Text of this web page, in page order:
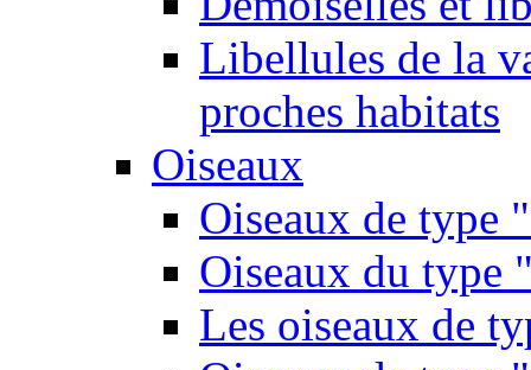
Libellules de la
proches habitats
Oiseaux
Oiseaux de type
Oiseaux du type
Les oiseaux de